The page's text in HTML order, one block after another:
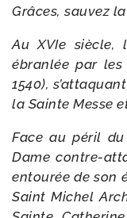
Grâces, sau­vez
Au XVIe siècle,
ébran­lée par
1540),
la Sainte Messe
Face au péril
Dame contre-​
entou­rée de son
Saint Michel